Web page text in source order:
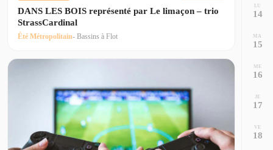
DANS LES BOIS représenté par Le limaçon – trio
StrassCardinal
Été Métropolitain- Bassins à Flot
LU
14
MA
15
ME
16
JE
17
VE
18